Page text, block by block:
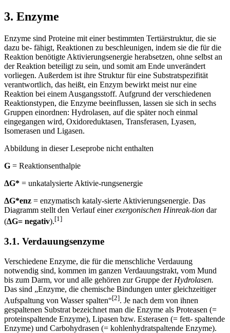
3. Enzyme
Enzyme sind Proteine mit einer bestimmten Tertiärstruktur, die sie
dazu be- fähigt, Reaktionen zu beschleunigen, indem sie die für die
Reaktion benötigte Aktivierungsenergie herabsetzen, ohne selbst an
der Reaktion beteiligt zu sein, und somit am Ende unverändert
vorliegen. Außerdem ist ihre Struktur für eine Substratspezifität
verantwortlich, das heißt, ein Enzym bewirkt meist nur eine
Reaktion bei einem Ausgangsstoff. Aufgrund der verschiedenen
Reaktionstypen, die Enzyme beeinflussen, lassen sie sich in sechs
Gruppen einordnen: Hydrolasen, auf die später noch einmal
eingegangen wird, Oxidoreduktasen, Transferasen, Lyasen,
Isomerasen und Ligasen.
Abbildung in dieser Leseprobe nicht enthalten
G = Reaktionsenthalpie
ΔG* = unkatalysierte Aktivie-rungsenergie
ΔG*enz = enzymatisch kataly-sierte Aktivierungsenergie. Das
Diagramm stellt den Verlauf einerexergonischen Hinreak-tion dar
(ΔG= negativ).[1]
3.1. Verdauungsenzyme
Verschiedene Enzyme, die für die menschliche Verdauung
notwendig sind, kommen im ganzen Verdauungstrakt, vom Mund
bis zum Darm, vor und alle gehören zur Gruppe der Hydrolasen.
Das sind „Enzyme, die chemische Bindungen unter gleichzeitiger
Aufspaltung von Wasser spalten“[2]. Je nach dem von ihnen
gespaltenen Substrat bezeichnet man die Enzyme als Proteasen (=
proteinspaltende Enzyme), Lipasen bzw. Esterasen (= fett- spaltende
Enzyme) und Carbohydrasen (= kohlenhydratspaltende Enzyme).